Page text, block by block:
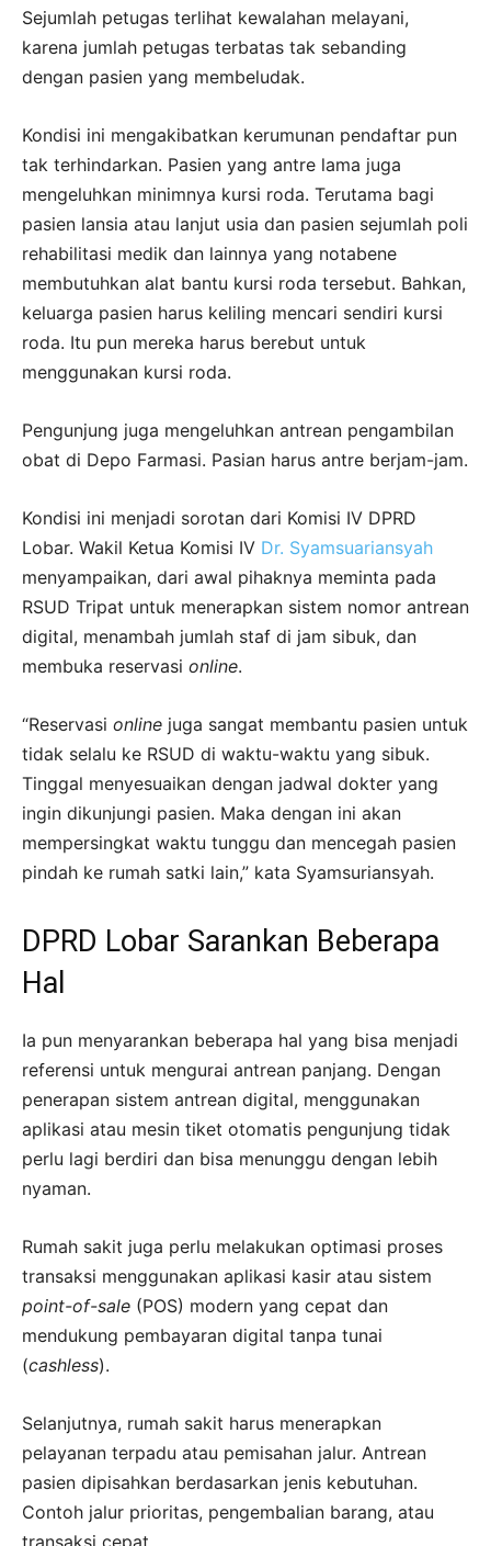
Sejumlah petugas terlihat kewalahan melayani,
karena jumlah petugas terbatas tak sebanding
dengan pasien yang membeludak.
Kondisi ini mengakibatkan kerumunan pendaftar pun
tak terhindarkan. Pasien yang antre lama juga
mengeluhkan minimnya kursi roda. Terutama bagi
pasien lansia atau lanjut usia dan pasien sejumlah poli
rehabilitasi medik dan lainnya yang notabene
membutuhkan alat bantu kursi roda tersebut. Bahkan,
keluarga pasien harus keliling mencari sendiri kursi
roda. Itu pun mereka harus berebut untuk
menggunakan kursi roda.
Pengunjung juga mengeluhkan antrean pengambilan
obat di Depo Farmasi. Pasian harus antre berjam-jam.
Kondisi ini menjadi sorotan dari Komisi IV DPRD
Lobar. Wakil Ketua Komisi IV Dr. Syamsuariansyah
menyampaikan, dari awal pihaknya meminta pada
RSUD Tripat untuk menerapkan sistem nomor antrean
digital, menambah jumlah staf di jam sibuk, dan
membuka reservasi online.
“Reservasi online juga sangat membantu pasien untuk
tidak selalu ke RSUD di waktu-waktu yang sibuk.
Tinggal menyesuaikan dengan jadwal dokter yang
ingin dikunjungi pasien. Maka dengan ini akan
mempersingkat waktu tunggu dan mencegah pasien
pindah ke rumah satki lain,” kata Syamsuriansyah.
DPRD Lobar Sarankan Beberapa
Hal
Ia pun menyarankan beberapa hal yang bisa menjadi
referensi untuk mengurai antrean panjang. Dengan
penerapan sistem antrean digital, menggunakan
aplikasi atau mesin tiket otomatis pengunjung tidak
perlu lagi berdiri dan bisa menunggu dengan lebih
nyaman.
Rumah sakit juga perlu melakukan optimasi proses
transaksi menggunakan aplikasi kasir atau sistem
point-of-sale (POS) modern yang cepat dan
mendukung pembayaran digital tanpa tunai
(cashless).
Selanjutnya, rumah sakit harus menerapkan
pelayanan terpadu atau pemisahan jalur. Antrean
pasien dipisahkan berdasarkan jenis kebutuhan.
Contoh jalur prioritas, pengembalian barang, atau
transaksi cepat.